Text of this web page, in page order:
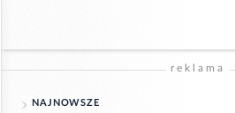
reklama
NAJNOWSZE